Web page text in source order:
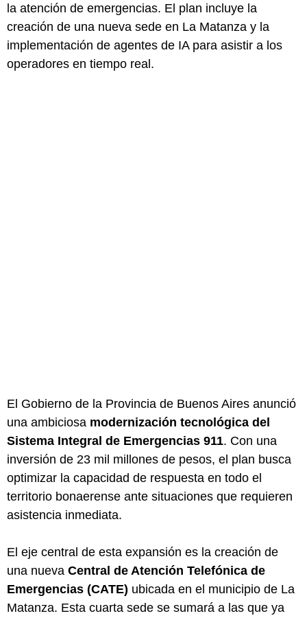
la atención de emergencias. El plan incluye la
creación de una nueva sede en La Matanza y la
implementación de agentes de IA para asistir a los
operadores en tiempo real.
El Gobierno de la Provincia de Buenos Aires anunció
una ambiciosa modernización tecnológica del
Sistema Integral de Emergencias 911. Con una
inversión de 23 mil millones de pesos, el plan busca
optimizar la capacidad de respuesta en todo el
territorio bonaerense ante situaciones que requieren
asistencia inmediata.
El eje central de esta expansión es la creación de
una nueva Central de Atención Telefónica de
Emergencias (CATE) ubicada en el municipio de La
Matanza. Esta cuarta sede se sumará a las que ya